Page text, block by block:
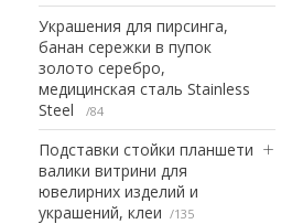
Украшения для пирсинга,
банан сережки в пупок
золото серебро,
медицинская сталь Stainless
Steel
84
Подставки стойки планшети
валики витрини для
ювелирних изделий и
украшений, клеи
135